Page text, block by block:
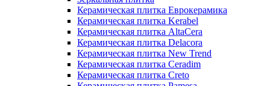
Керамическая плитка Еврокерамика
Керамическая плитка Kerabel
Керамическая плитка AltaCera
Керамическая плитка Delacora
Керамическая плитка New Trend
Керамическая плитка Ceradim
Керамическая плитка Creto